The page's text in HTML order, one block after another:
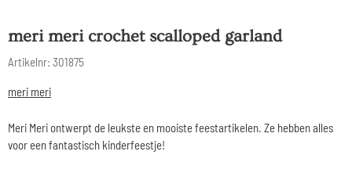
meri meri crochet scalloped garland
Artikelnr: 301875
meri meri
Meri Meri ontwerpt de leukste en mooiste feestartikelen. Ze hebben alles
voor een fantastisch kinderfeestje!